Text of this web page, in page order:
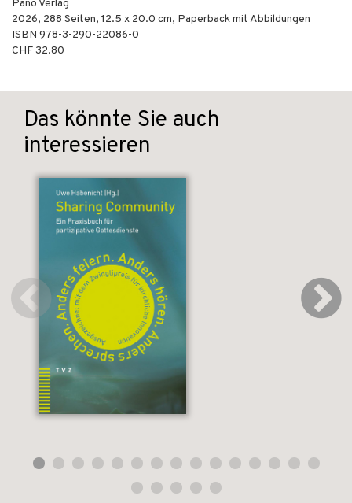
Pano Verlag
2026, 288 Seiten, 12.5 x 20.0 cm, Paperback mit Abbildungen
ISBN 978-3-290-22086-0
CHF 32.80
Das könnte Sie auch
interessieren